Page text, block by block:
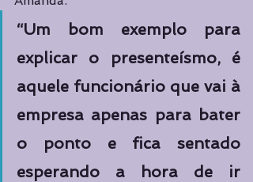
“Um bom exemplo para
explicar o presenteísmo, é
aquele funcionário que vai à
empresa apenas para bater
o ponto e fica sentado
esperando a hora de ir